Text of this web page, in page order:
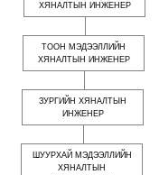
ХЯНАЛТЫН ИНЖЕНЕР
ТООН МЭДЭЭЛЛИЙН
ХЯНАЛТЫН ИНЖЕНЕР
ЗУРГИЙН ХЯНАЛТЫН
ИНЖЕНЕР
ШУУРХАЙ МЭДЭЭЛЛИЙН
ХЯНАЛТЫН